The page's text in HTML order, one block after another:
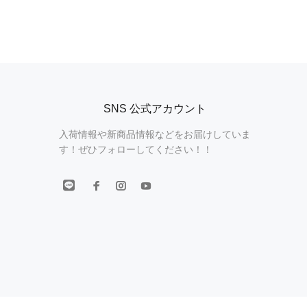
SNS 公式アカウント
入荷情報や新商品情報などをお届けしていま
す！ぜひフォローしてください！！